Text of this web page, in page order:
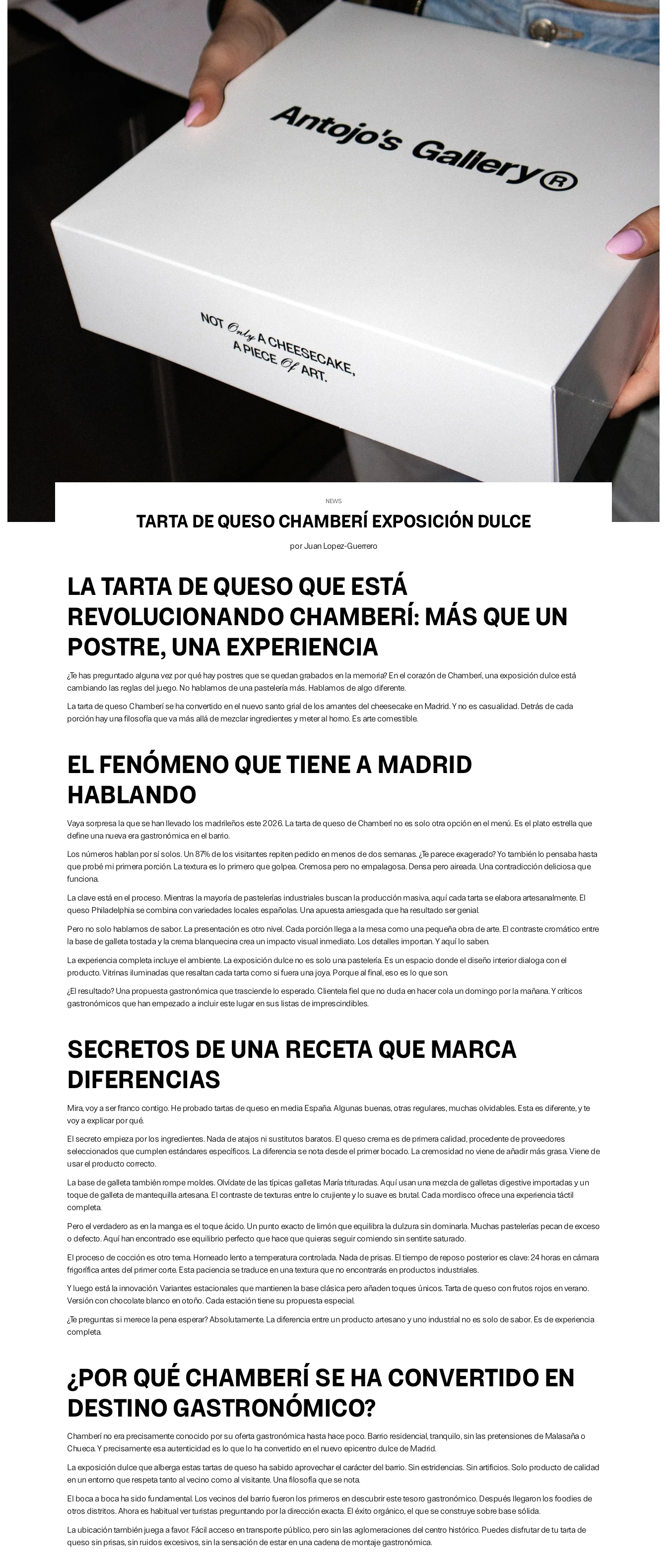
NEWS
TARTA DE QUESO CHAMBERÍ EXPOSICIÓN DULCE
porJuan Lopez-Guerrero
LA TARTA DE QUESO QUE ESTÁ
REVOLUCIONANDO CHAMBERÍ: MÁS QUE UN
POSTRE, UNA EXPERIENCIA
¿Te has preguntado alguna vez por qué hay postres que se quedan grabados en la memoria? En el corazón de Chamberí, una exposición dulce está
cambiando las reglas del juego. No hablamos de una pastelería más. Hablamos de algo diferente.
La tarta de queso Chamberí se ha convertido en el nuevo santo grial de los amantes del cheesecake en Madrid. Y no es casualidad. Detrás de cada
porción hay una filosofía que va más allá de mezclar ingredientes y meter al horno. Es arte comestible.
EL FENÓMENO QUE TIENE A MADRID
HABLANDO
Vaya sorpresa la que se han llevado los madrileños este 2026. La tarta de queso de Chamberí no es solo otra opción en el menú. Es el plato estrella que
define una nueva era gastronómica en el barrio.
Los números hablan por sí solos. Un 87% de los visitantes repiten pedido en menos de dos semanas. ¿Te parece exagerado? Yo también lo pensaba hasta
que probé mi primera porción. La textura es lo primero que golpea. Cremosa pero no empalagosa. Densa pero aireada. Una contradicción deliciosa que
funciona.
La clave está en el proceso. Mientras la mayoría de pastelerías industriales buscan la producción masiva, aquí cada tarta se elabora artesanalmente. El
queso Philadelphia se combina con variedades locales españolas. Una apuesta arriesgada que ha resultado ser genial.
Pero no solo hablamos de sabor. La presentación es otro nivel. Cada porción llega a la mesa como una pequeña obra de arte. El contraste cromático entre
la base de galleta tostada y la crema blanquecina crea un impacto visual inmediato. Los detalles importan. Y aquí lo saben.
La experiencia completa incluye el ambiente. La exposición dulce no es solo una pastelería. Es un espacio donde el diseño interior dialoga con el
producto. Vitrinas iluminadas que resaltan cada tarta como si fuera una joya. Porque al final, eso es lo que son.
¿El resultado? Una propuesta gastronómica que trasciende lo esperado. Clientela fiel que no duda en hacer cola un domingo por la mañana. Y críticos
gastronómicos que han empezado a incluir este lugar en sus listas de imprescindibles.
SECRETOS DE UNA RECETA QUE MARCA
DIFERENCIAS
Mira, voy a ser franco contigo. He probado tartas de queso en media España. Algunas buenas, otras regulares, muchas olvidables. Esta es diferente, y te
voy a explicar por qué.
El secreto empieza por los ingredientes. Nada de atajos ni sustitutos baratos. El queso crema es de primera calidad, procedente de proveedores
seleccionados que cumplen estándares específicos. La diferencia se nota desde el primer bocado. La cremosidad no viene de añadir más grasa. Viene de
usar el producto correcto.
La base de galleta también rompe moldes. Olvídate de las típicas galletas María trituradas. Aquí usan una mezcla de galletas digestive importadas y un
toque de galleta de mantequilla artesana. El contraste de texturas entre lo crujiente y lo suave es brutal. Cada mordisco ofrece una experiencia táctil
completa.
Pero el verdadero as en la manga es el toque ácido. Un punto exacto de limón que equilibra la dulzura sin dominarla. Muchas pastelerías pecan de exceso
o defecto. Aquí han encontrado ese equilibrio perfecto que hace que quieras seguir comiendo sin sentirte saturado.
El proceso de cocción es otro tema. Horneado lento a temperatura controlada. Nada de prisas. El tiempo de reposo posterior es clave: 24 horas en cámara
frigorífica antes del primer corte. Esta paciencia se traduce en una textura que no encontrarás en productos industriales.
Y luego está la innovación. Variantes estacionales que mantienen la base clásica pero añaden toques únicos. Tarta de queso con frutos rojos en verano.
Versión con chocolate blanco en otoño. Cada estación tiene su propuesta especial.
¿Te preguntas si merece la pena esperar? Absolutamente. La diferencia entre un producto artesano y uno industrial no es solo de sabor. Es de experiencia
completa.
¿POR QUÉ CHAMBERÍ SE HA CONVERTIDO EN
DESTINO GASTRONÓMICO?
Chamberí no era precisamente conocido por su oferta gastronómica hasta hace poco. Barrio residencial, tranquilo, sin las pretensiones de Malasaña o
Chueca. Y precisamente esa autenticidad es lo que lo ha convertido en el nuevo epicentro dulce de Madrid.
La exposición dulce que alberga estas tartas de queso ha sabido aprovechar el carácter del barrio. Sin estridencias. Sin artificios. Solo producto de calidad
en un entorno que respeta tanto al vecino como al visitante. Una filosofía que se nota.
El boca a boca ha sido fundamental. Los vecinos del barrio fueron los primeros en descubrir este tesoro gastronómico. Después llegaron los foodies de
otros distritos. Ahora es habitual ver turistas preguntando por la dirección exacta. El éxito orgánico, el que se construye sobre base sólida.
La ubicación también juega a favor. Fácil acceso en transporte público, pero sin las aglomeraciones del centro histórico. Puedes disfrutar de tu tarta de
queso sin prisas, sin ruidos excesivos, sin la sensación de estar en una cadena de montaje gastronómica.